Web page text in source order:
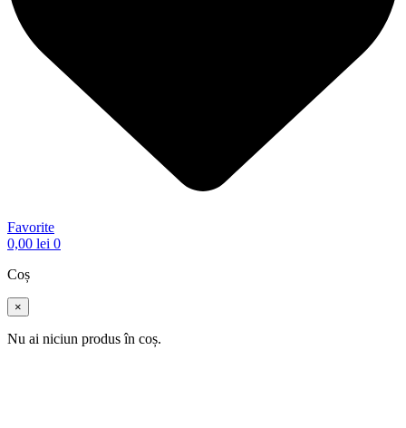
Favorite
0,00 lei 0
Coș
×
Nu ai niciun produs în coș.